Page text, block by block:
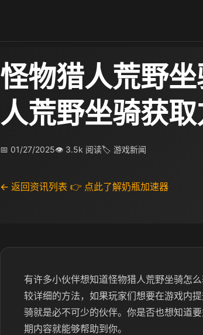
怪物猎人荒野
人荒野坐骑获
📅 01/27/2025👁 3.5k 阅读🏷 游戏新闻
← 返回资讯列表 👉 点此了解奶瓶加速器
有许多小伙伴想知道怪物猎人荒野坐骑怎
较详细的方法，如果玩家们想要在游戏内
骑就是必不可少的伙伴。你是否也想知道
期内容就能够帮助到你。